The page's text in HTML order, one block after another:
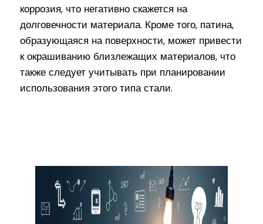
коррозия, что негативно скажется на
долговечности материала. Кроме того, патина,
образующаяся на поверхности, может привести
к окрашиванию близлежащих материалов, что
также следует учитывать при планировании
использования этого типа стали.